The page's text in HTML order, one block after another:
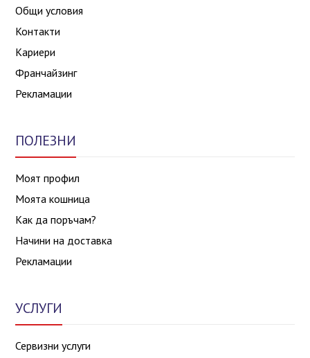
Общи условия
Контакти
Кариери
Франчайзинг
Рекламации
ПОЛЕЗНИ
Моят профил
Моята кошница
Как да поръчам?
Начини на доставка
Рекламации
УСЛУГИ
Сервизни услуги